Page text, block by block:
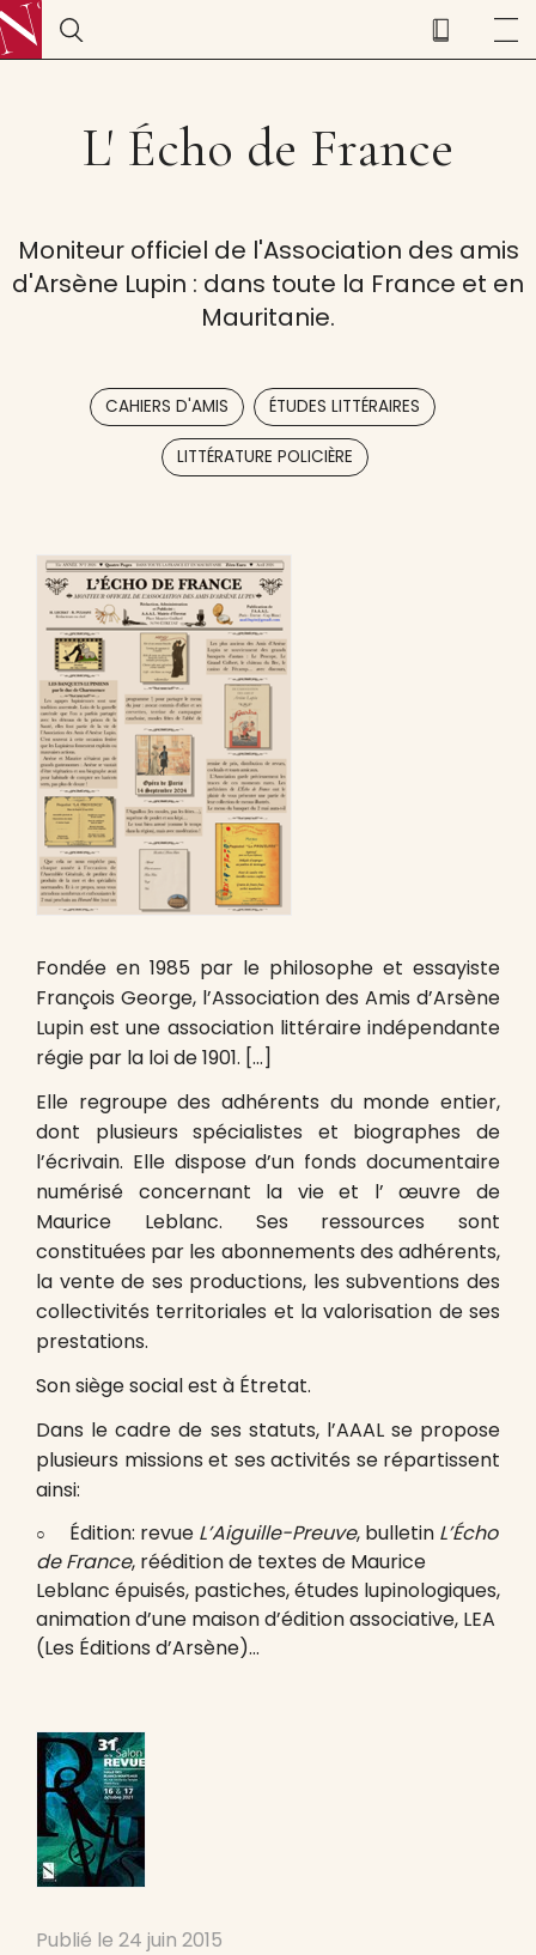
L' Écho de France
Moniteur officiel de l'Association des amis
d'Arsène Lupin : dans toute la France et en
Mauritanie.
CAHIERS D'AMIS , ÉTUDES LITTÉRAIRES
LITTÉRATURE POLICIÈRE
Fondée en 1985 par le philosophe et essayiste
François George, l’Association des Amis d’Arsène
Lupin est une association littéraire indépendante
régie par la loi de 1901. […]
Elle regroupe des adhérents du monde entier,
dont plusieurs spécialistes et biographes de
l’écrivain. Elle dispose d’un fonds documentaire
numérisé concernant la vie et l’ œuvre de
Maurice Leblanc. Ses ressources sont
constituées par les abonnements des adhérents,
la vente de ses productions, les subventions des
collectivités territoriales et la valorisation de ses
prestations.
Son siège social est à Étretat.
Dans le cadre de ses statuts, l’AAAL se propose
plusieurs missions et ses activités se répartissent
ainsi:
Édition: revue L’Aiguille-Preuve, bulletin L’Écho
de France, réédition de textes de Maurice
Leblanc épuisés, pastiches, études lupinologiques,
animation d’une maison d’édition associative, LEA
(Les Éditions d’Arsène)…
Publié le 24 juin 2015